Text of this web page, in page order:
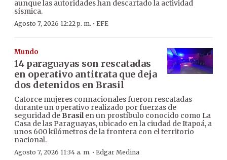
aunque las autoridades han descartado la actividad
sísmica.
Agosto 7, 2026 12:22 p. m. · EFE
Mundo
14 paraguayas son rescatadas
en operativo antitrata que deja
dos detenidos en Brasil
Catorce mujeres connacionales fueron rescatadas
durante un operativo realizado por fuerzas de
seguridad de Brasilen un prostíbulo conocido como La
Casa de las Paraguayas, ubicado en la ciudad de Itapoá, a
unos 600 kilómetros de la frontera con el territorio
nacional.
Agosto 7, 2026 11:34 a. m. · Edgar Medina